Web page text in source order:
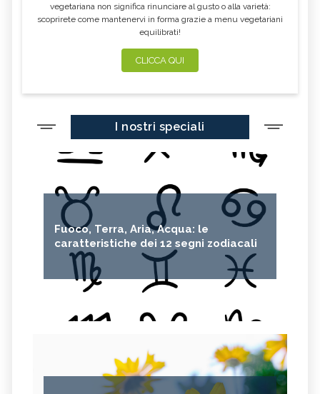
vegetariana non significa rinunciare al gusto o alla varietà:
scoprirete come mantenervi in forma grazie a menu vegetariani
equilibrati!
CLICCA QUI
I nostri speciali
Fuoco, Terra, Aria, Acqua: le
caratteristiche dei 12 segni zodiacali